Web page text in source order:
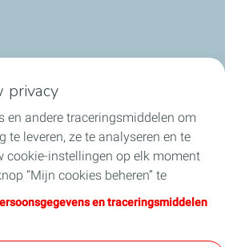
privacy
en andere traceringsmiddelen om
te leveren, ze te analyseren en te
cookie-instellingen op elk moment
“Mijn cookies beheren” te
"Ik aanvaard" te klikken, stemt u
alle cookies. Als u op "Ik weiger"
en traceringsmiddelen